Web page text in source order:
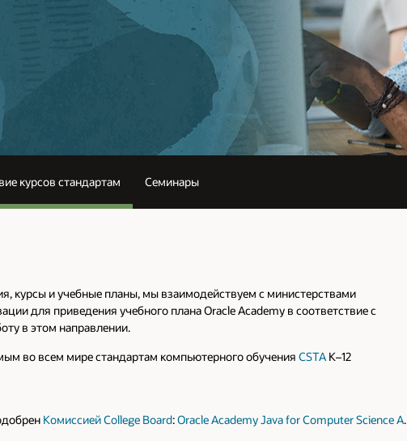
курсов стандартам Семинары
курсы и учебные планы, мы взаимодействуем с министерствами
для приведения учебного плана Oracle Academy в соответствие с
в этом направлении.
во всем мире стандартам компьютерного обучения CSTA K–12
Комиссией College Board:Oracle Academy Java for Computer Science A.